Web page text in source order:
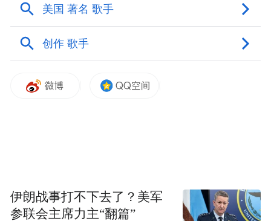
对我们说。但多数人只能观望，“这个级别的
人才肯定第一圈就被吃掉了。”
投资了上海格物致用管理咨询合伙企业（有
伊朗战事打不下去了？美军
参联会主席力主“翻篇”